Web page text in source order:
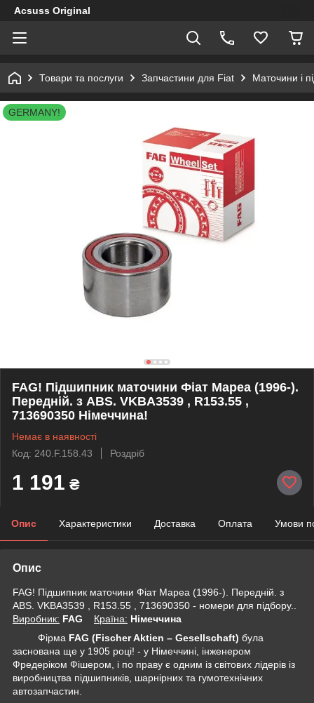
Acsuss Original
Товари та послуги Запчастини для Fiat Маточини і
GERMANY!
FAG! Підшипник маточини Фіат Мареа (1996-).
Передній. з ABS. VKBA3539 , R153.55 ,
713690350 Німеччина!
Немає в наявності
Код: 240.F.158.43
Роздріб
1 191 ₴
Опис Характеристики Доставка Оплата Умови
Опис
FAG! Підшипник маточини Фіат Мареа (1996-). Передній. з
ABS. VKBA3539 , R153.55 , 713690350 - номери для підбору..
Виробник: FAG Крaїна: Німеччина
Фірма FAG (Fischer Aktien – Gesellschaft) була
заснована ще у 1905 році! - у Німеччині, інженером
Фредеріком Фішером, і по праву є одним із світових лідерів із
виробництва підшипників, шарнірних та гумотехнічних
автозапчастин.